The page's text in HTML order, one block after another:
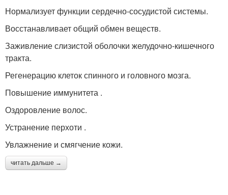
Нормализует функции сердечно-сосудистой системы.
Восстанавливает общий обмен веществ.
Заживление слизистой оболочки желудочно-кишечного
тракта.
Регенерацию клеток спинного и головного мозга.
Повышение иммунитета .
Оздоровление волос.
Устранение перхоти .
Увлажнение и смягчение кожи.
читать дальше →